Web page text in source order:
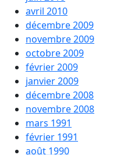
avril 2010
décembre 2009
novembre 2009
octobre 2009
février 2009
janvier 2009
décembre 2008
novembre 2008
mars 1991
février 1991
août 1990